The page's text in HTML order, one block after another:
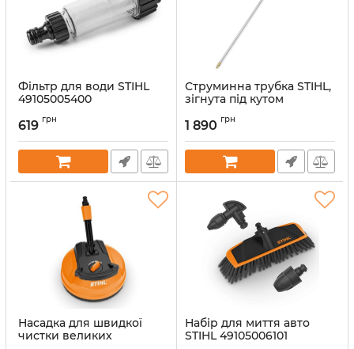
Фільтр для води STIHL
49105005400
619 грн
Струминна трубка STIHL,
зігнута під кутом
Артикул:
1 890 грн
Насадка для швидкої
чистки великих
Набір для миття авто
STIHL 49105006101